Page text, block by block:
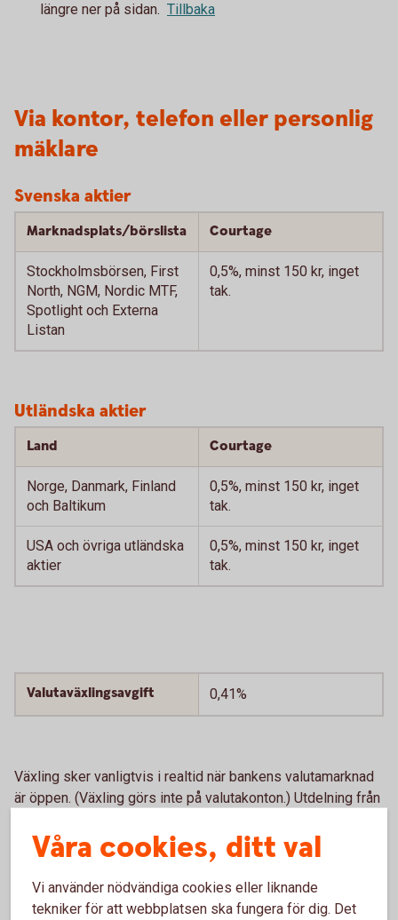
längre ner på sidan. Tillbaka
Via kontor, telefon eller personlig
mäklare
Svenska aktier
Marknadsplats/börslista Courtage
Stockholmsbörsen, First
North, NGM, Nordic MTF,
Spotlight och Externa
Listan
0,5%, minst 150 kr, inget
tak.
Utländska aktier
Land Courtage
Norge, Danmark, Finland
och Baltikum
0,5%, minst 150 kr, inget
tak.
USA och övriga utländska
aktier
0,5%, minst 150 kr, inget
tak.
Valutaväxlingsavgift 0,41%
Växling sker vanligtvis i realtid när bankens valutamarknad
är öppen. (Växling görs inte på valutakonton.) Utdelning från
utländska depåbevis kan - utöver källskatt - administrativa
avgifter från tid till annan utgå i det utdelande bolagets
hemland, vilka i så fall dras från kundens konto i samband
med utdelningen.
Våra cookies, ditt val
Vi använder nödvändiga cookies eller liknande
tekniker för att webbplatsen ska fungera för dig. Det